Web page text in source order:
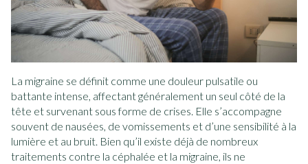
La migraine se définit comme une douleur pulsatile ou
battante intense, affectant généralement un seul côté de la
tête et survenant sous forme de crises. Elle s’accompagne
souvent de nausées, de vomissements et d’une sensibilité à la
lumière et au bruit. Bien qu’il existe déjà de nombreux
traitements contre la céphalée et la migraine, ils ne